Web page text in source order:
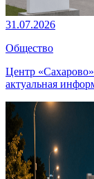
31.07.2026
Общество
Центр
актуальная